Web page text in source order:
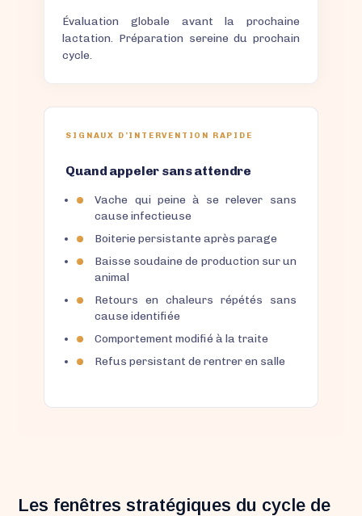
Évaluation globale avant la prochaine
lactation. Préparation sereine du prochain
cycle.
SIGNAUX D’INTERVENTION RAPIDE
Quand appeler sans attendre
Vache qui peine à se relever sans
cause infectieuse
Boiterie persistante après parage
Baisse soudaine de production sur un
animal
Retours en chaleurs répétés sans
cause identifiée
Comportement modifié à la traite
Refus persistant de rentrer en salle
Les fenêtres stratégiques du cycle de